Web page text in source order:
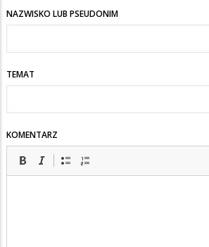
to
już
wydarzenie
?
NAZWISKO LUB PSEUDONIM
TEMAT
KOMENTARZ